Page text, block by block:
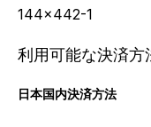
利用可能な決済方
日本国内決済方法